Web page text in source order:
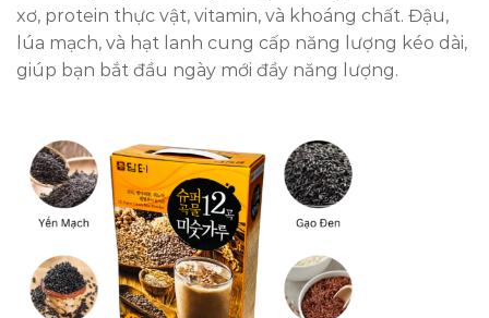
xơ, protein thực vật, vitamin, và khoáng chất. Đậu,
lúa mạch, và hạt lanh cung cấp năng lượng kéo dài,
giúp bạn bắt đầu ngày mới đầy năng lượng.